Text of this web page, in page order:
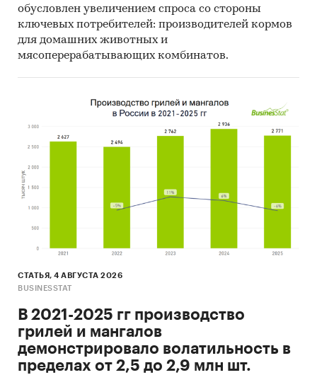
обусловлен увеличением спроса со стороны
ключевых потребителей: производителей кормов
для домашних животных и
мясоперерабатывающих комбинатов.
СТАТЬЯ, 4 АВГУСТА 2026
BUSINESSTAT
В 2021-2025 гг производство
грилей и мангалов
демонстрировало волатильность в
пределах от 2,5 до 2,9 млн шт.